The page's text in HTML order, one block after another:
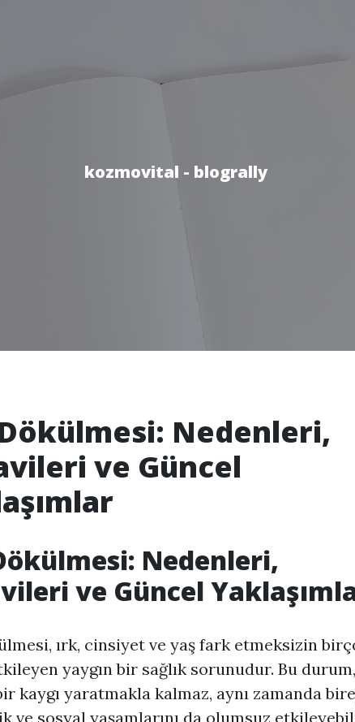
kozmovital - blogrally
Nedenleri,
ve Güncel
Nedenleri,
ve Güncel
ırk, cinsiyet ve yaş fark etmeksizin
yaygın bir sağlık sorunudur. Bu
kaygı yaratmakla kalmaz, aynı zamanda
ve sosyal yaşamlarını da olumsuz